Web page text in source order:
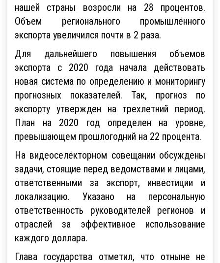
нашей страны возросли на 28 процентов.
Объем регионального промышленного
экспорта увеличился почти в 2 раза.
Для дальнейшего повышения объемов
экспорта с 2020 года начала действовать
новая система по определению и мониторингу
прогнозных показателей. Так, прогноз по
экспорту утвержден на трехлетний период.
План на 2020 год определен на уровне,
превышающем прошлогодний на 22 процента.
На видеоселекторном совещании обсуждены
задачи, стоящие перед ведомствами и лицами,
ответственными за экспорт, инвестиции и
локализацию. Указано на персональную
ответственность руководителей регионов и
отраслей за эффективное использование
каждого доллара.
Глава государства отметил, что отныне не